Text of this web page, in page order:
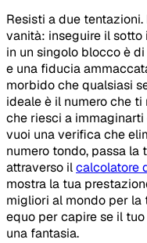
Resisti a due
vanità: inseguire il
in un singolo blocco è
e una fiducia
morbido che qualsiasi
ideale è il numero che
che riesci a immaginarti
vuoi una verifica che
numero tondo, passa
attraverso ilcalcolatore
mostra la tua
migliori al mondo per la
equo per capire se il
una fantasia.